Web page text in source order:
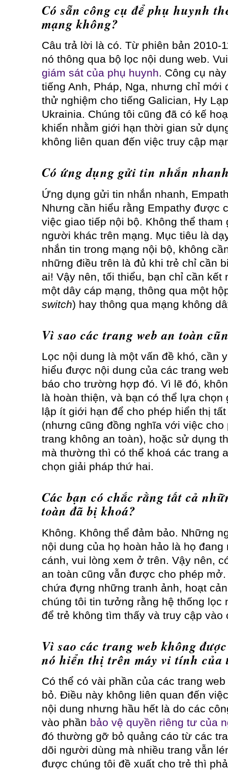
Có sẵn công cụ để phụ huynh
mạng không?
Câu trả lời là có. Từ phiên bản 2010-
nó thông qua bộ lọc nội dung web.
giám sát của phụ huynh. Công cụ
tiếng Anh, Pháp, Nga, nhưng chỉ mới
thử nghiệm cho tiếng Galician, Hy
Ukrainia. Chúng tôi cũng đã có kế
khiển nhằm giới hạn thời gian sử
không liên quan đến việc truy cập
Có ứng dụng gửi tin nhắn
Ứng dụng gửi tin nhắn nhanh,
Nhưng cần hiểu rằng Empathy được
việc giao tiếp nội bộ. Không thể
người khác trên mạng. Mục tiêu là
nhắn tin trong mạng nội bộ, không
những điều trên là đủ khi trẻ chỉ cần
ai! Vậy nên, tối thiểu, bạn chỉ cần kết
một dây cáp mạng, thông qua một
switch) hay thông qua mạng không
Vì sao các trang web an toàn
Lọc nội dung là một vấn đề khó, cần
hiểu được nội dung của các trang
báo cho trường hợp đó. Vì lẽ đó,
là hoàn thiện, và bạn có thể lựa
lập ít giới hạn để cho phép hiển thị
(nhưng cũng đồng nghĩa với việc cho
trang không an toàn), hoặc sử dụng
mà thường thì có thể khoá các trang
chọn giải pháp thứ hai.
Các bạn có chắc rằng tất cả
toàn đã bị khoá?
Không. Không thể đảm bảo. Những
nội dung của họ hoàn hảo là họ
cánh, vui lòng xem ở trên. Vậy nên,
an toàn cũng vẫn được cho phép
chứa đựng những tranh ảnh, hoạt
chúng tôi tin tưởng rằng hệ thống lọc
để trẻ không tìm thấy và truy cập vào
Vì sao các trang web không
nó hiển thị trên máy vi tính của
Có thể có vài phần của các trang
bỏ. Điều này không liên quan đến
nội dung nhưng hầu hết là do các
vào phần bảo vệ quyền riêng tư của
đó thường gỡ bỏ quảng cáo từ các
dõi người dùng mà nhiều trang vẫn
được chúng tôi đề xuất cho trẻ thì